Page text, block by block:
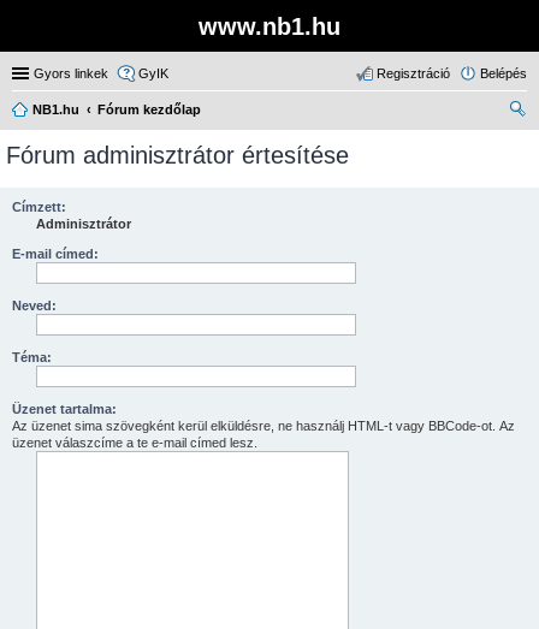
www.nb1.hu
Gyors linkek GyIK Belépés
Regisztráció
NB1.hu
Fórum kezdőlap
Fórum adminisztrátor értesítése
Címzett:
Adminisztrátor
E-mail címed:
Neved:
Téma:
Üzenet tartalma:
Az üzenet sima szövegként kerül elküldésre, ne használj HTML-t vagy BBCode-ot. Az
üzenet válaszcíme a te e-mail címed lesz.